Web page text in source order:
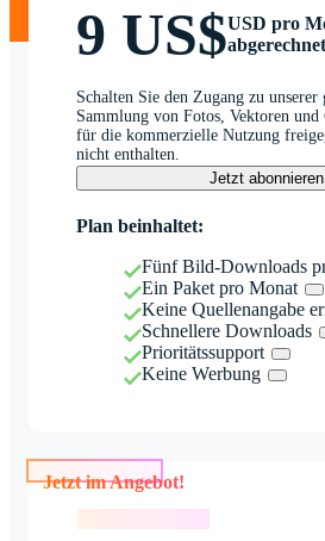
9 US$USD pro
abgerechnet
Schalten Sie den Zugang zu unserer
Sammlung von Fotos, Vektoren
für die kommerzielle Nutzung
nicht enthalten.
Jetzt abonnieren
Plan beinhaltet:
Fünf Bild-Downloads
Ein Paket pro Monat
Keine Quellenangabe
Schnellere Downloads
Prioritätssupport
Keine Werbung
Jetzt im Angebot!